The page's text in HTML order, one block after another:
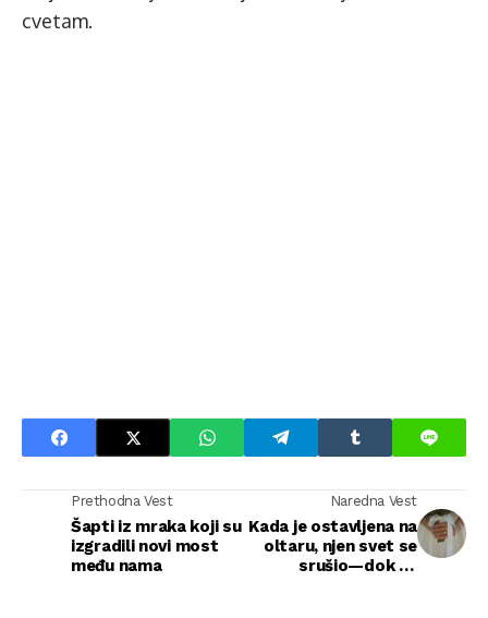
cvetam.
Prethodna Vest
Šapti iz mraka koji su
izgradili novi most
među nama
Naredna Vest
Kada je ostavljena na
oltaru, njen svet se
srušio—dok joj